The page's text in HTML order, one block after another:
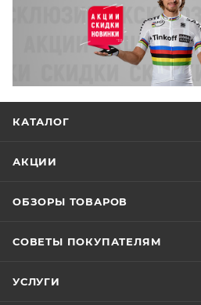
КАТАЛОГ
АКЦИИ
ОБЗОРЫ ТОВАРОВ
СОВЕТЫ ПОКУПАТЕЛЯМ
УСЛУГИ